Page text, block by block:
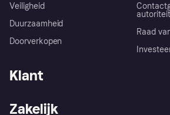
Veiligheid
Duurzaamheid
Doorverkopen
Raad
Klant
Zakelijk